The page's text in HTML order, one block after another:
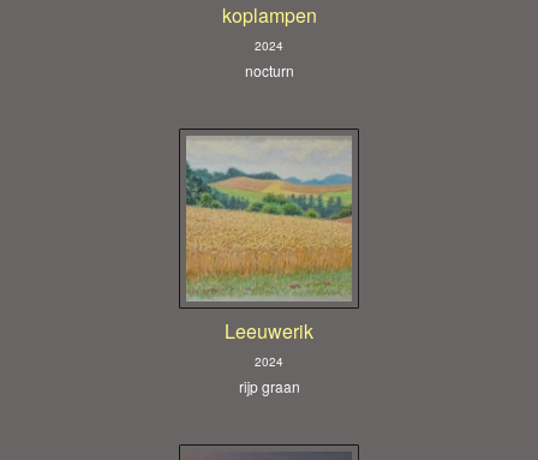
koplampen
2024
nocturn
Leeuwerik
2024
rijp graan